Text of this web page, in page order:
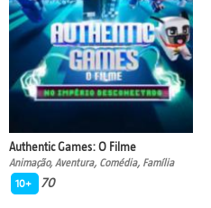
Authentic Games: O Filme
Animação, Aventura, Comédia, Família
10+
70